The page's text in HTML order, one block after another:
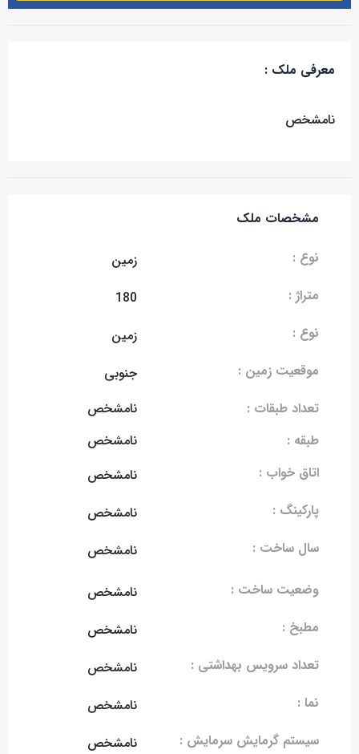
معرفی ملک :
نامشخص
مشخصات ملک
نوع :
زمین
متراژ :
180
نوع :
زمین
موقعیت زمین :
جنوبی
تعداد طبقات :
نامشخص
طبقه :
نامشخص
اتاق خواب :
نامشخص
پارکینگ :
نامشخص
سال ساخت :
نامشخص
وضعیت ساخت :
نامشخص
مطبخ :
نامشخص
تعداد سرویس بهداشتی :
نامشخص
نما :
نامشخص
سیستم گرمایش سرمایش :
نامشخص